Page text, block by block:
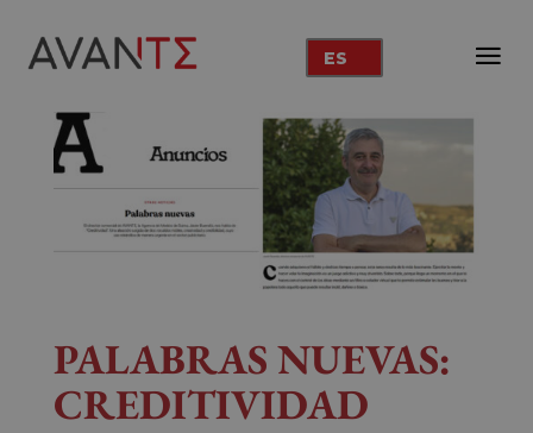
ES
PALABRAS NUEVAS:
CREDITIVIDAD